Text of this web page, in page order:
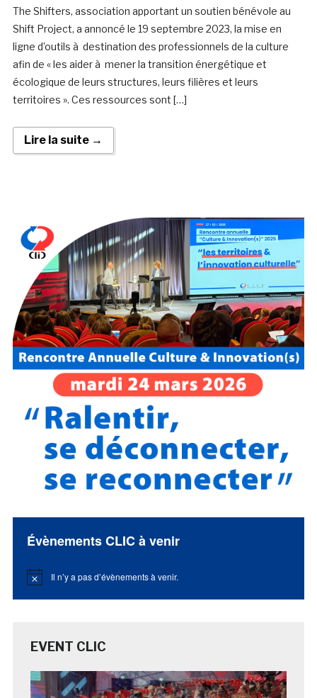
The Shifters, association apportant un soutien bénévole au
Shift Project, a annoncé le 19 septembre 2023, la mise en
ligne d’outils à destination des professionnels de la culture
afin de « les aider à mener la transition énergétique et
écologique de leurs structures, leurs filières et leurs
territoires ». Ces ressources sont […]
Lire la suite →
Évènements CLIC à venir
Notice Il n’y a pas d’évènements à venir.
EVENT CLIC